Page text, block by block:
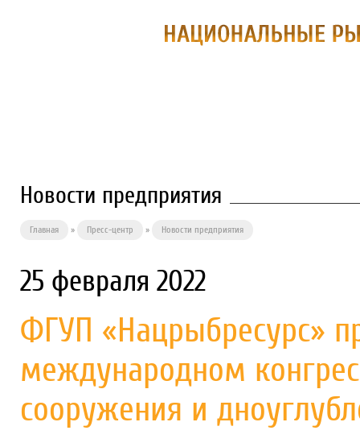
Новости предприятия
Главная » Пресс-центр » Новости предприятия
25 февраля 2022
ФГУП «Нацрыбресурс»
международном
сооружения и